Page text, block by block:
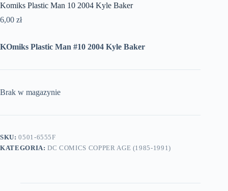
Komiks Plastic Man 10 2004 Kyle Baker
6,00 zł
KOmiks Plastic Man #10 2004 Kyle Baker
Brak w magazynie
SKU:0501-6555F
KATEGORIA:DC COMICS COPPER AGE (1985-1991)